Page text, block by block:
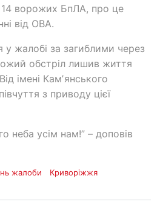
ворожих БпЛА, про це
від ОВА.
жалобі за загиблими через
обстріл лишив життя
імені Камʼянського
з приводу цієї
неба усім нам!” – доповів
жалоби Криворіжжя